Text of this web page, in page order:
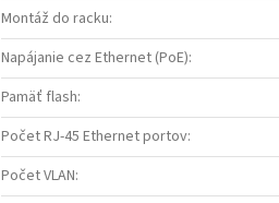
Montáž do racku:
Napájanie cez Ethernet (PoE):
Pamäť flash:
Počet RJ-45 Ethernet portov:
Počet VLAN: